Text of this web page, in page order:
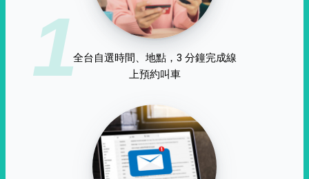
1全台自選時間、地點，3 分鐘完成線
上預約叫車